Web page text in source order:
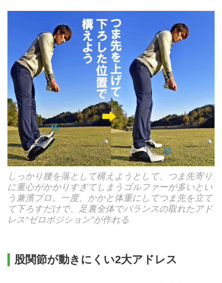
しっかり腰を落として構えようとして、つま先寄り
に重心がかかりすぎてしまうゴルファーが多いとい
う兼濱プロ。一度、かかと体重にしてつま先を立て
て下ろすだけで、足裏全体でバランスの取れたアド
レス“ゼロポジション”が作れる
股関節が動きにくい2大アドレス